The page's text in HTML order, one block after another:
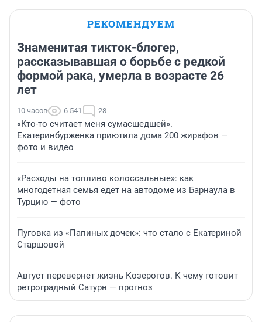
РЕКОМЕНДУЕМ
Знаменитая тикток-блогер,
рассказывавшая о борьбе с редкой
формой рака, умерла в возрасте 26
лет
10 часов 6 541 28
«Кто-то считает меня сумасшедшей».
Екатеринбурженка приютила дома 200 жирафов —
фото и видео
«Расходы на топливо колоссальные»: как
многодетная семья едет на автодоме из Барнаула в
Турцию — фото
Пуговка из «Папиных дочек»: что стало с Екатериной
Старшовой
Август перевернет жизнь Козерогов. К чему готовит
ретроградный Сатурн — прогноз